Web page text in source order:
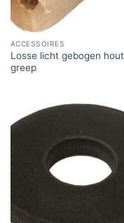
ACCESSOIRES
Losse licht gebogen
greep